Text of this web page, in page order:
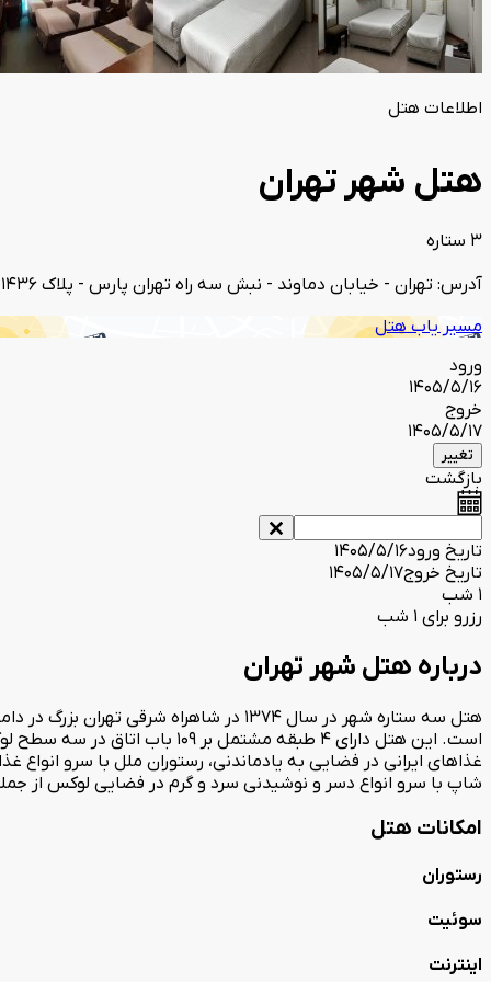
اطلاعات هتل
هتل شهر تهران
3 ستاره
آدرس: تهران - خیابان دماوند - نبش سه راه تهران پارس - پلاک ۱۴۳۶
مسیر یاب هتل
ورود
1405/5/16
خروج
1405/5/17
تغییر
بازگشت
تاریخ ورود1405/5/16
تاریخ خروج1405/5/17
1 شب
رزرو برای 1 شب
درباره هتل شهر تهران
هتل سه ستاره شهر در سال 1374 در
است. این هتل دارای 4 طبقه
غذاهای ایرانی در فضایی به یادماندنی، رستوران ملل با سرو
شاپ با سرو انواع دسر و نوشیدنی سرد و گرم در فضایی لوکس از
امکانات هتل
رستوران
سوئیت
اینترنت